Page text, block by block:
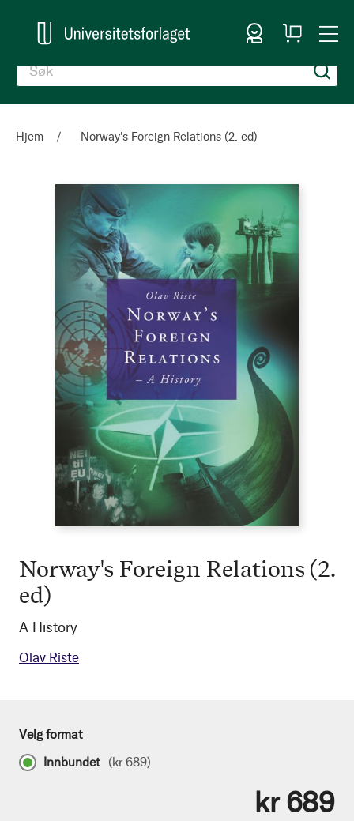
Logg inn
Handlekurv
Hjem Norway's Foreign Relations (2. ed)
Norway's Foreign Relations (2.
ed)
A History
Olav Riste
Velg format
Innbundet (kr 689)
kr 689